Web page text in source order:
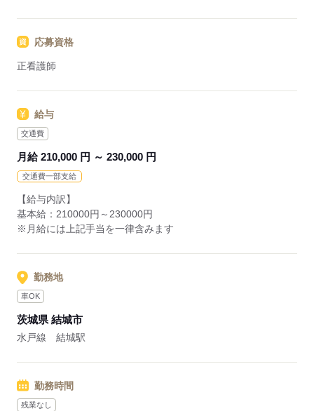
■業務内容ー放課後等デイサービスにて看護業務
象に心身の療育や日常生活の支援を総合的に提供する通所型の
事業所です。
援
・送迎業務
・医療的ケア等の看護業務
★おすすめポイント★
◎日勤のみ！残業なし！
◎年間休日110日！日曜固定休み！
応募する
応募資格
正看護師
給与
交通費
月給 210,000 円 ～ 230,000 円
交通費一部支給
【給与内訳】
基本給：210000円～230000円
※月給には上記手当を一律含みます
勤務地
車OK
茨城県 結城市
水戸線 結城駅
勤務時間
残業なし